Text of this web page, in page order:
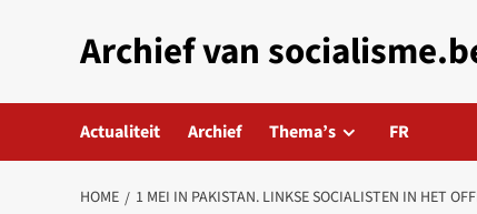
Archief van
Actualiteit Archief Thema’s FR
HOME 1 MEI IN PAKISTAN. LINKSE SOCIALISTEN IN HET